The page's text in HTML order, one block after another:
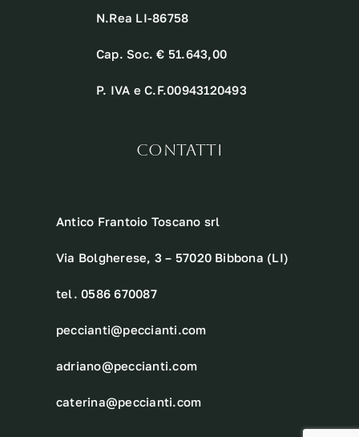
N.Rea LI-86758
Cap. Soc. € 51.643,00
P. IVA e C.F.00943120493
CONTATTI
Antico Frantoio Toscano srl
Via Bolgherese, 3 – 57020 Bibbona (LI)
tel. 0586 670087
peccianti@peccianti.com
adriano@peccianti.com
caterina@peccianti.com